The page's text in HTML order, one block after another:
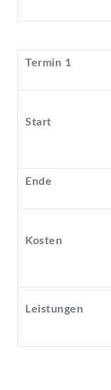
Termin 1
Start
Ende
Kosten
Leistungen